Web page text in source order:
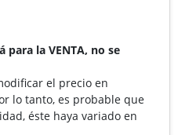
para la VENTA, no se
el precio en
lo tanto, es probable que
éste haya variado en